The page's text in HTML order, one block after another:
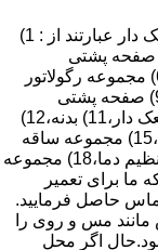
قطعات ساختمان آب گرم کن های دیواری شمعک دار عبارتند از : 1)
تعدیل،2) کلاهک تعدیل جریان دودکش،3) صفحه پشتی
آبگرمکن،4) مبدل گرمایی،5) مجموعه مشعل،6) مجموعه رگولاتور
گاز،7) مجموعه رگولاتور آب،8) رویه آبگرمکن،9) صفحه پشتی
آبگرمکن،10) رگولاتور آب در آبگرمکن های شمعک دار،11) بدنه،12)
قاب برنجی،13) شیپوره،14) شیر احتراق آهسته،15) مجموعه ساقه
سوپاپ،16) مجموعه مغزی آب بندی،17) شیر تنظیم دما،18) مجموعه
و … که ما برای تعمیر
تماس حاصل فرمایید.
مس و روی را
اگر محل